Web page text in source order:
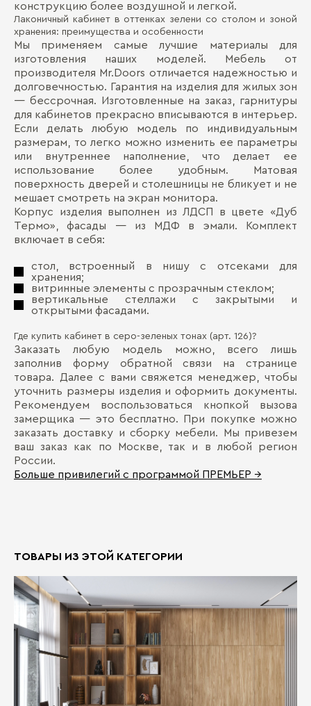
конструкцию более воздушной и легкой.
Лаконичный кабинет в оттенках зелени со столом и зоной
хранения: преимущества и особенности
Мы применяем самые лучшие материалы для
изготовления наших моделей. Мебель от
производителя Mr.Doors отличается надежностью и
долговечностью. Гарантия на изделия для жилых зон
— бессрочная. Изготовленные на заказ, гарнитуры
для кабинетов прекрасно вписываются в интерьер.
Если делать любую модель по индивидуальным
размерам, то легко можно изменить ее параметры
или внутреннее наполнение, что делает ее
использование более удобным. Матовая
поверхность дверей и столешницы не бликует и не
мешает смотреть на экран монитора.
Корпус изделия выполнен из ЛДСП в цвете «Дуб
Термо», фасады — из МДФ в эмали. Комплект
включает в себя:
стол, встроенный в нишу с отсеками для
хранения;
витринные элементы с прозрачным стеклом;
вертикальные стеллажи с закрытыми и
открытыми фасадами.
Где купить кабинет в серо-зеленых тонах (арт. 126)?
Заказать любую модель можно, всего лишь
заполнив форму обратной связи на странице
товара. Далее с вами свяжется менеджер, чтобы
уточнить размеры изделия и оформить документы.
Рекомендуем воспользоваться кнопкой вызова
замерщика — это бесплатно. При покупке можно
заказать доставку и сборку мебели. Мы привезем
ваш заказ как по Москве, так и в любой регион
России.
Больше привилегий с программой ПРЕМЬЕР →
ТОВАРЫ ИЗ ЭТОЙ КАТЕГОРИИ